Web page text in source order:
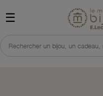
☰
Rechercher un bijou, un cadeau,